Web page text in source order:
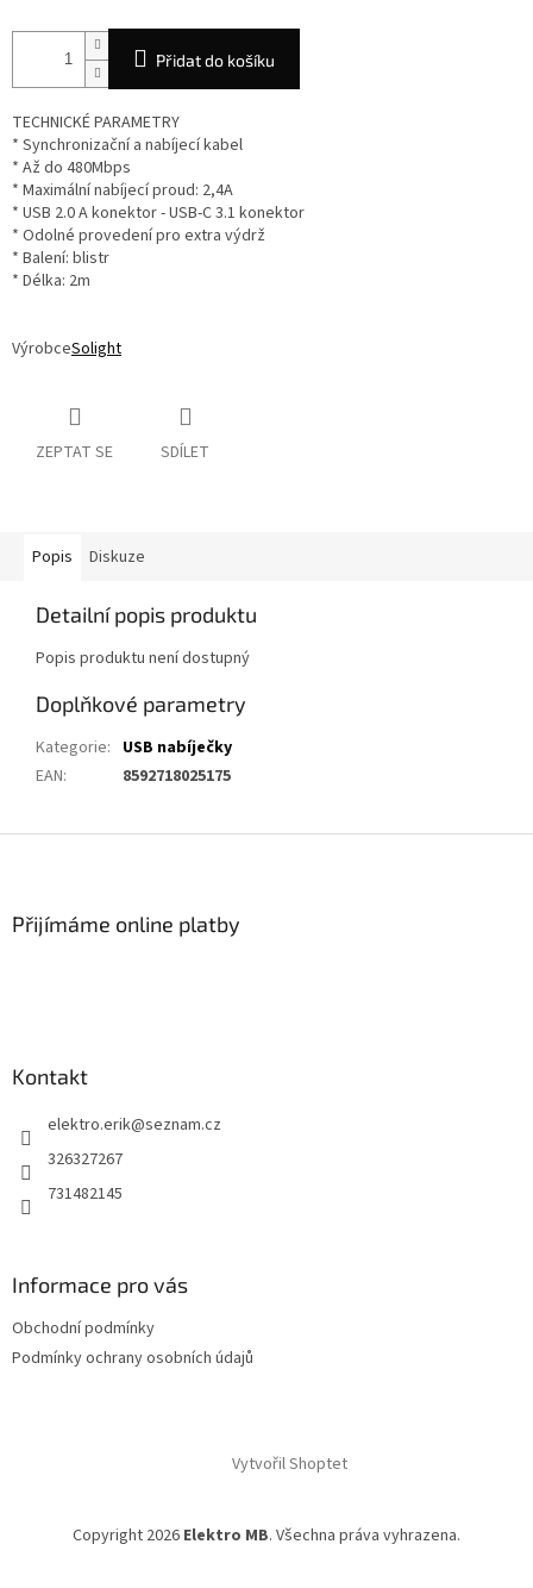
Přidat do košíku
TECHNICKÉ PARAMETRY
* Synchronizační a nabíjecí kabel
* Až do 480Mbps
* Maximální nabíjecí proud: 2,4A
* USB 2.0 A konektor - USB-C 3.1 konektor
* Odolné provedení pro extra výdrž
* Balení: blistr
* Délka: 2m
VýrobceSolight
ZEPTAT SE SDÍLET
Popis Diskuze
Detailní popis produktu
Popis produktu není dostupný
Doplňkové parametry
Kategorie: USB nabíječky
EAN: 8592718025175
Přijímáme online platby
Kontakt
elektro.erik@seznam.cz
326327267
731482145
Informace pro vás
Obchodní podmínky
Podmínky ochrany osobních údajů
Vytvořil Shoptet
Copyright 2026 Elektro MB. Všechna práva vyhrazena.